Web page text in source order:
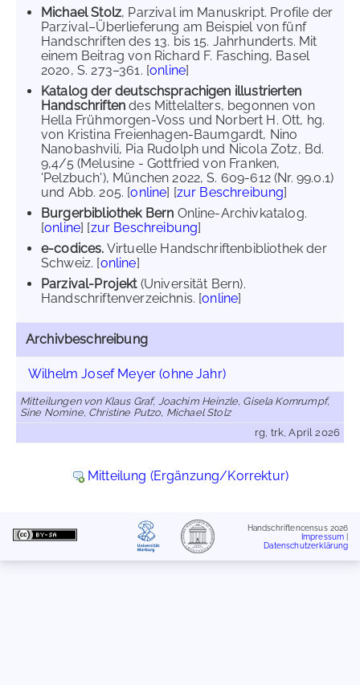
Michael Stolz, Parzival im Manuskript. Profile der
Parzival–Überlieferung am Beispiel von fünf
Handschriften des 13. bis 15. Jahrhunderts. Mit
einem Beitrag von Richard F. Fasching, Basel
2020, S. 273–361. [online]
Katalog der deutschsprachigen illustrierten
Handschriftendes Mittelalters, begonnen von
Hella Frühmorgen-Voss und Norbert H. Ott, hg.
von Kristina Freienhagen-Baumgardt, Nino
Nanobashvili, Pia Rudolph und Nicola Zotz, Bd.
9,4/5 (Melusine - Gottfried von Franken,
'Pelzbuch'), München 2022, S. 609-612 (Nr. 99.0.1)
und Abb. 205. [online] [zur Beschreibung]
Burgerbibliothek Bern Online-Archivkatalog.
[online] [zur Beschreibung]
e-codices. Virtuelle Handschriftenbibliothek der
Schweiz. [online]
Parzival-Projekt(Universität Bern).
Handschriftenverzeichnis. [online]
Archivbeschreibung
Wilhelm Josef Meyer (ohne Jahr)
Mitteilungen von Klaus Graf, Joachim Heinzle, Gisela Kornrumpf,
Sine Nomine, Christine Putzo, Michael Stolz
rg, trk, April 2026
Mitteilung (Ergänzung/Korrektur)
Handschriftencensus 2026
Impressum
Datenschutzerklärung